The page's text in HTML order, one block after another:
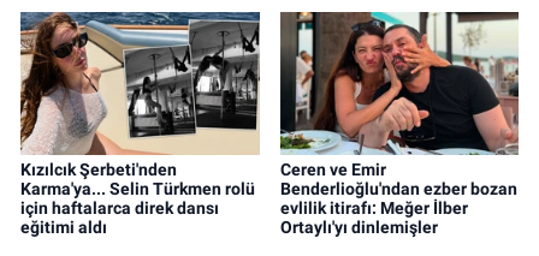
Kızılcık Şerbeti'nden
Karma'ya... Selin Türkmen rolü
için haftalarca direk dansı
eğitimi aldı
Ceren ve Emir
Benderlioğlu'ndan ezber bozan
evlilik itirafı: Meğer İlber
Ortaylı'yı dinlemişler